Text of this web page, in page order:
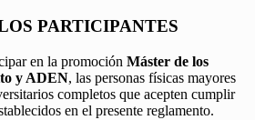
PARTICIPANTES
en la promoción Máster de los
y ADEN, las personas físicas mayores
completos que acepten cumplir
en el presente reglamento.